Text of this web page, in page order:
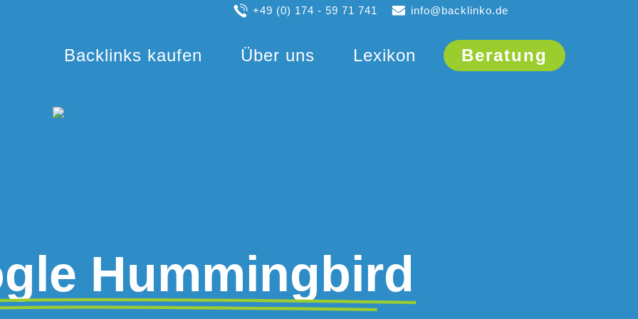
+49 (0) 174 - 59 71 741 info@backlinko.de
Backlinks kaufen Über uns Lexikon Beratung
Hummingbird